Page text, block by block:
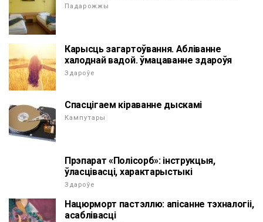
Падарожжы
Карысць загартоўвання. Абліванне
халоднай вадой. ўмацаванне здароўя
Здароўе
Спасцігаем кіраванне дыскамі
Кампутары
Прэпарат «Полісорб»: інструкцыя,
ўласцівасці, характарыстыкі
Здароўе
Нацюрморт пастэллю: апісанне тэхналогіі,
асаблівасці